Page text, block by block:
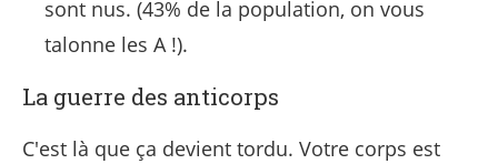
sont nus. (43% de la population, on vous
talonne les A !).
La guerre des anticorps
C'est là que ça devient tordu. Votre corps est